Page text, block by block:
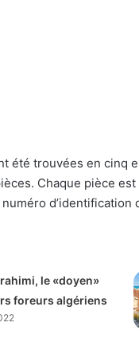
été trouvées en cinq
Chaque pièce
d’identification
le «doyen»
foreurs algériens